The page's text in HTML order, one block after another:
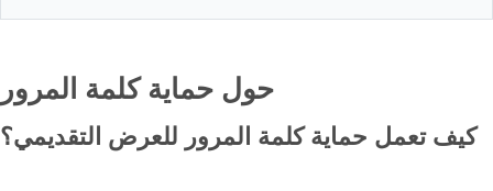
حول حماية كلمة المرور
كيف تعمل حماية كلمة المرور للعرض التقديمي؟